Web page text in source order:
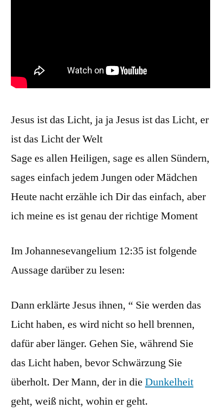
Jesus ist das Licht, ja ja Jesus ist das Licht, er
ist das Licht der Welt
Sage es allen Heiligen, sage es allen Sündern,
sages einfach jedem Jungen oder Mädchen
Heute nacht erzähle ich Dir das einfach, aber
ich meine es ist genau der richtige Moment
Im Johannesevangelium 12:35 ist folgende
Aussage darüber zu lesen:
Dann erklärte Jesus ihnen, “ Sie werden das
Licht haben, es wird nicht so hell brennen,
dafür aber länger. Gehen Sie, während Sie
das Licht haben, bevor Schwärzung Sie
überholt. Der Mann, der in die Dunkelheit
geht, weiß nicht, wohin er geht.